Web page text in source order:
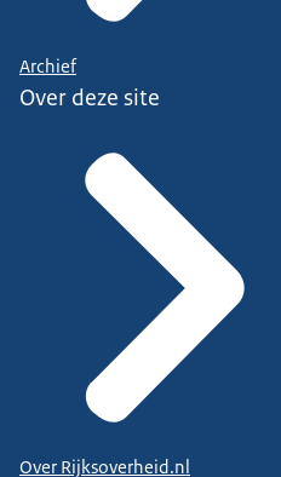
Archief
Over deze site
Over Rijksoverheid.nl